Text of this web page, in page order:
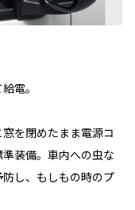
電。
を閉めたまま電源コ
装備。車内への虫な
し、もしもの時のプ